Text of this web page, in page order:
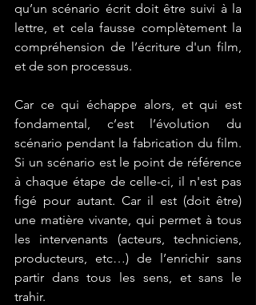
qu’un scénario écrit doit être suivi à la
lettre, et cela fausse complètement la
compréhension de l’écriture d'un film,
et de son processus.
Car ce qui échappe alors, et qui est
fondamental, c’est l’évolution du
scénario pendant la fabrication du film.
Si un scénario est le point de référence
à chaque étape de celle-ci, il n'est pas
figé pour autant. Car il est (doit être)
une matière vivante, qui permet à tous
les intervenants (acteurs, techniciens,
producteurs, etc…) de l’enrichir sans
partir dans tous les sens, et sans le
trahir.